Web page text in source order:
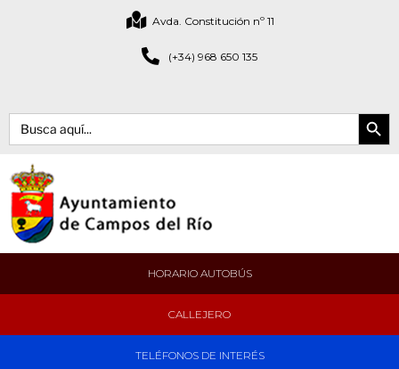
Avda. Constitución nº 11
(+34) 968 650 135
Buscar: Botón de
HORARIO AUTOBÚS
CALLEJERO
TELÉFONOS DE INTERÉS